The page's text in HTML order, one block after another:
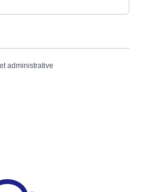
administrative